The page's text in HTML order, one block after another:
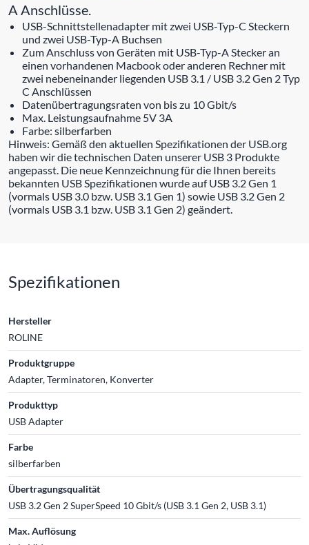
A Anschlüsse.
USB-Schnittstellenadapter mit zwei USB-Typ-C Steckern
und zwei USB-Typ-A Buchsen
Zum Anschluss von Geräten mit USB-Typ-A Stecker an
einen vorhandenen Macbook oder anderen Rechner mit
zwei nebeneinander liegenden USB 3.1 / USB 3.2 Gen 2 Typ
C Anschlüssen
Datenübertragungsraten von bis zu 10 Gbit/s
Max. Leistungsaufnahme 5V 3A
Farbe: silberfarben
Hinweis: Gemäß den aktuellen Spezifikationen der USB.org
haben wir die technischen Daten unserer USB 3 Produkte
angepasst. Die neue Kennzeichnung für die Ihnen bereits
bekannten USB Spezifikationen wurde auf USB 3.2 Gen 1
(vormals USB 3.0 bzw. USB 3.1 Gen 1) sowie USB 3.2 Gen 2
(vormals USB 3.1 bzw. USB 3.1 Gen 2) geändert.
Spezifikationen
Hersteller
ROLINE
Produktgruppe
Adapter, Terminatoren, Konverter
Produkttyp
USB Adapter
Farbe
silberfarben
Übertragungsqualität
USB 3.2 Gen 2 SuperSpeed 10 Gbit/s (USB 3.1 Gen 2, USB 3.1)
Max. Auflösung